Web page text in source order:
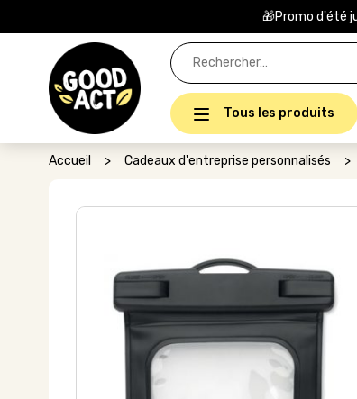
🎁Promo d'été
Rechercher :
Tous les produits
Accueil > Cadeaux d'entreprise personnalisés >